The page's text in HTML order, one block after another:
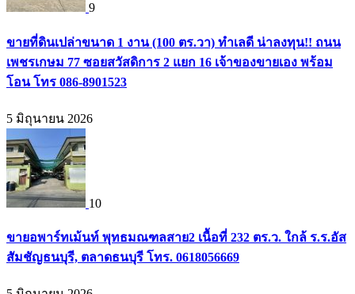
9
ขายที่ดินเปล่าขนาด 1 งาน (100 ตร.วา) ทำเลดี น่าลงทุน!! ถนน
เพชรเกษม 77 ซอยสวัสดิการ 2 แยก 16 เจ้าของขายเอง พร้อม
โอน โทร 086-8901523
5 มิถุนายน 2026
10
ขายอพาร์ทเม้นท์ พุทธมณฑลสาย2 เนื้อที่ 232 ตร.ว. ใกล้ ร.ร.อัส
สัมชัญธนบุรี, ตลาดธนบุรี โทร. 0618056669